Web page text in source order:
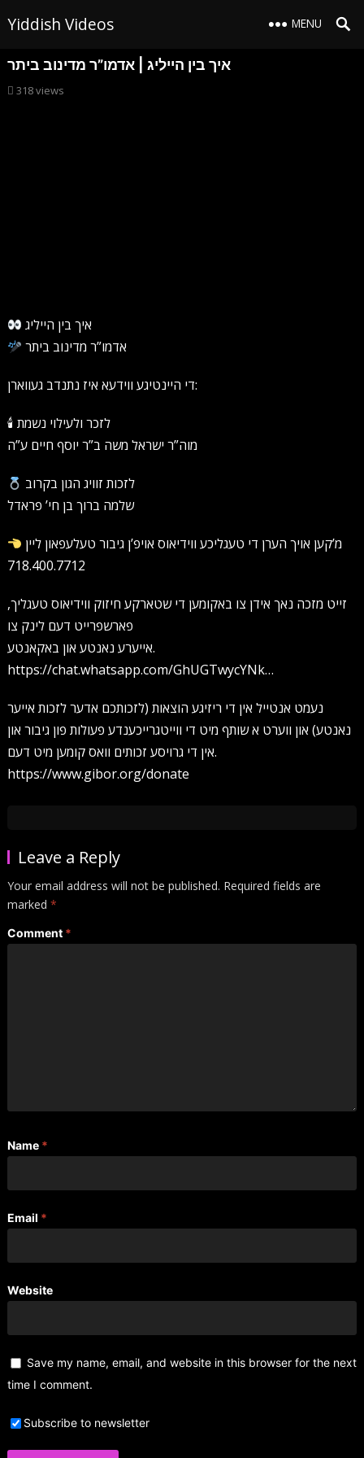
Yiddish Videos MENU
איך בין הייליג | אדמו”ר מדינוב ביתר
318views
איך בין הייליג
אדמו”ר מדינוב ביתר
די היינטיגע ווידעא איז נתנדב געווארן:
🕯 לזכר ולעילוי נשמת
מוה”ר ישראל משה ב”ר יוסף חיים ע”ה
לזכות זוויג הגון בקרוב
שלמה ברוך בן חי’ פראדל
מ’קען אויך הערן די טעגליכע ווידיאוס אויפ’ן גיבור טעלעפאון ליין
718.400.7712
זייט מזכה נאך אידן צו באקומען די שטארקע חיזוק ווידיאוס טעגליך,
פארשפרייט דעם לינק צו
אייערע נאנטע און באקאנטע.
https://chat.whatsapp.com/GhUGTwycYNk…
נעמט אנטייל אין די ריזיגע הוצאות (לזכותכם אדער לזכות אייער
נאנטע) און ווערט א שותף מיט די ווייטגרייכענדע פעולות פון גיבור און
אין די גרויסע זכותים וואס קומען מיט דעם.
https://www.gibor.org/donate
Leave a Reply
Your email address will not be published. Required fields are
marked *
Comment *
Name *
Email *
Website
Save my name, email, and website in this browser for the next
time I comment.
Subscribe to newsletter